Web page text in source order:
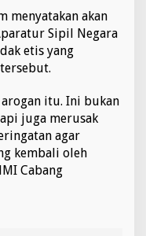
menyatakan akan
Sipil Negara
etis yang
itu. Ini bukan
juga merusak
agar
kembali oleh
Cabang